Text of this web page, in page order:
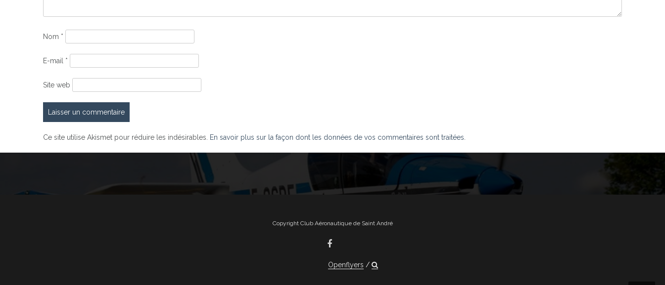
Nom *
E-mail *
Site web
Ce site utilise Akismet pour réduire les indésirables. En savoir plus sur la façon dont les données de vos commentaires sont traitées.
Copyright Club Aéronautique de Saint André
Openflyers